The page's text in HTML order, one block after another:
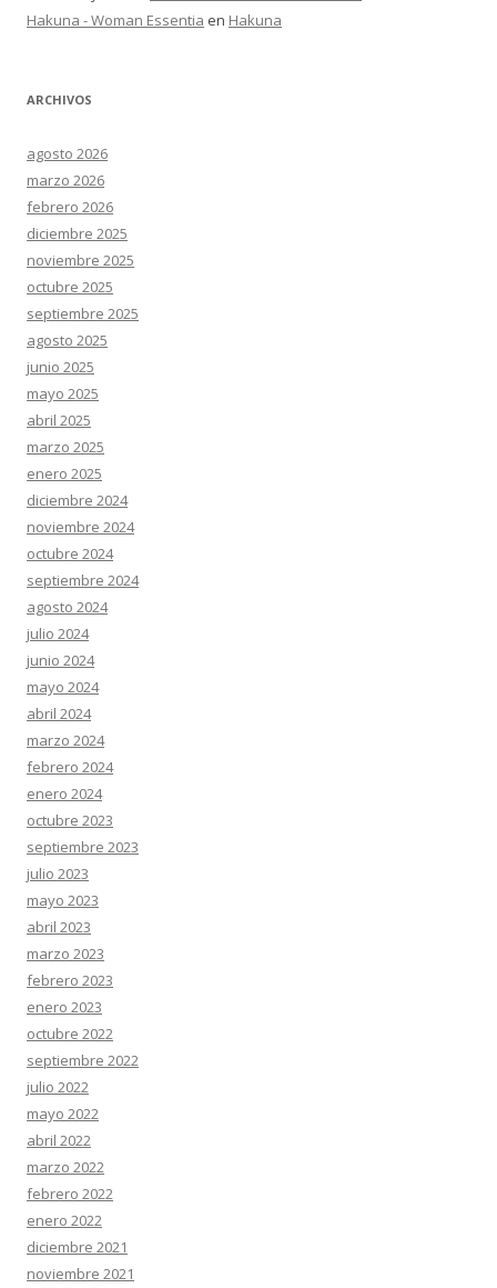
Hakuna - Woman Essentia en Hakuna
ARCHIVOS
agosto 2026
marzo 2026
febrero 2026
diciembre 2025
noviembre 2025
octubre 2025
septiembre 2025
agosto 2025
junio 2025
mayo 2025
abril 2025
marzo 2025
enero 2025
diciembre 2024
noviembre 2024
octubre 2024
septiembre 2024
agosto 2024
julio 2024
junio 2024
mayo 2024
abril 2024
marzo 2024
febrero 2024
enero 2024
octubre 2023
septiembre 2023
julio 2023
mayo 2023
abril 2023
marzo 2023
febrero 2023
enero 2023
octubre 2022
septiembre 2022
julio 2022
mayo 2022
abril 2022
marzo 2022
febrero 2022
enero 2022
diciembre 2021
noviembre 2021